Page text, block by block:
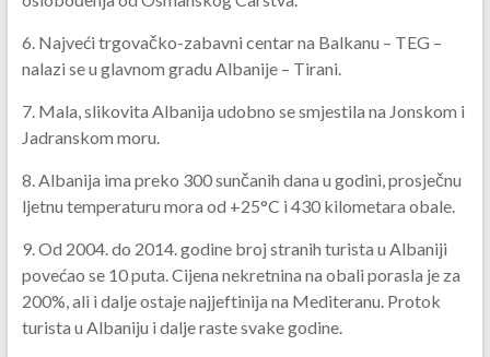
6. Najveći trgovačko-zabavni centar na Balkanu – TEG –
nalazi se u glavnom gradu Albanije – Tirani.
7. Mala, slikovita Albanija udobno se smjestila na Jonskom i
Jadranskom moru.
8. Albanija ima preko 300 sunčanih dana u godini, prosječnu
ljetnu temperaturu mora od +25°C i 430 kilometara obale.
9. Od 2004. do 2014. godine broj stranih turista u Albaniji
povećao se 10 puta. Cijena nekretnina na obali porasla je za
200%, ali i dalje ostaje najjeftinija na Mediteranu. Protok
turista u Albaniju i dalje raste svake godine.